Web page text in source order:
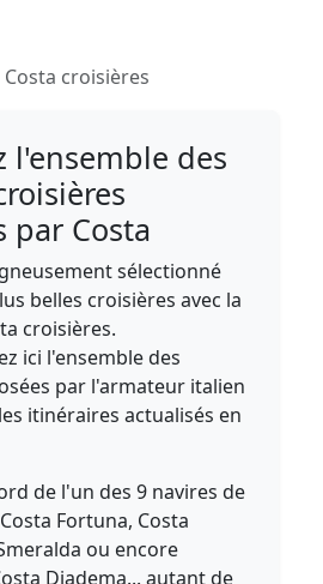
croisières
l'ensemble des
par Costa
sélectionné
belles croisières avec la
croisières.
ici l'ensemble des
par l'armateur italien
itinéraires actualisés en
de l'un des 9 navires de
Fortuna, Costa
ou encore
Diadema... autant de